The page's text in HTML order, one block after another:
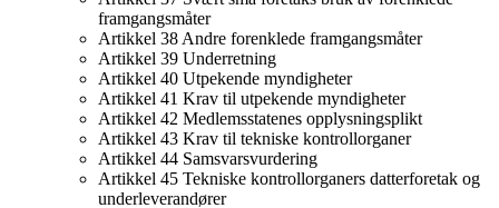
framgangsmåter
Artikkel 38 Andre forenklede framgangsmåter
Artikkel 39 Underretning
Artikkel 40 Utpekende myndigheter
Artikkel 41 Krav til utpekende myndigheter
Artikkel 42 Medlemsstatenes opplysningsplikt
Artikkel 43 Krav til tekniske kontrollorganer
Artikkel 44 Samsvarsvurdering
Artikkel 45 Tekniske kontrollorganers datterforetak og
underleverandører